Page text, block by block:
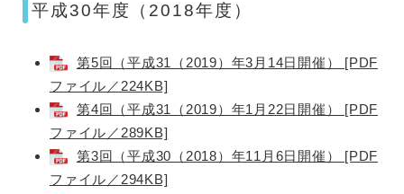
平成30年度（2018年度）
第5回（平成31（2019）年3月14日開催） [PDF
ファイル／224KB]
第4回（平成31（2019）年1月22日開催） [PDF
ファイル／289KB]
第3回（平成30（2018）年11月6日開催） [PDF
ファイル／294KB]